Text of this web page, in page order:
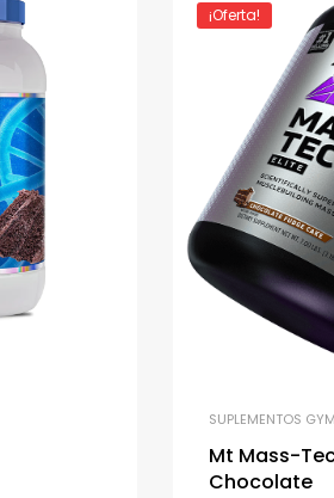
¡Oferta!
SUPLEMENTOS GYM
Mt Mass-
Chocolate